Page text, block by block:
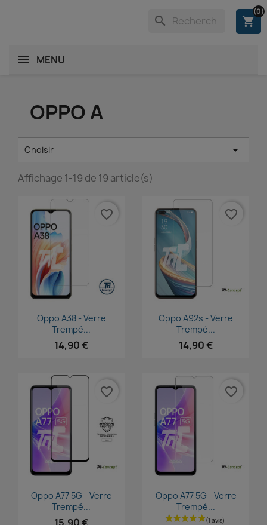
shopping_cart
(0)
search
MENU
OPPO A
Choisir 
Affichage 1-19 de 19 article(s)
Aperçu rapide
Oppo A38 - Verre
Trempé...
14,90 €
favorite_border
Aperçu rapide
Oppo A92s - Verre
Trempé...
14,90 €
favorite_border
Aperçu rapide
Oppo A77 5G - Verre
Trempé...
15,90 €
favorite_border
Aperçu rapide
Oppo A77 5G - Verre
Trempé...
favorite_border